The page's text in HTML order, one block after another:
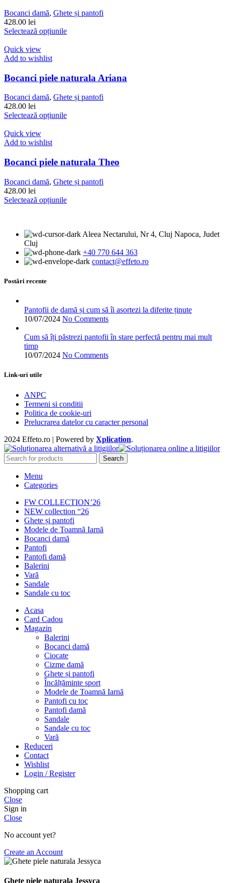
fi
alese
pagina
Bocanci damă, Ghete și pantofi
428.00 lei
Selectează opțiunileAcest
variații.
Opțiunile
pot
fi
în
Quick view
Add to wishlist
Bocanci piele naturala Ariana
Bocanci damă, Ghete și pantofi
428.00 lei
Selectează opțiunileAcest
variații.
Opțiunile
pot
fi
în
Quick view
Add to wishlist
Bocanci piele naturala Theo
Bocanci damă, Ghete și pantofi
428.00 lei
Selectează opțiunileAcest
multe
Opțiunile
pot
produsului.
Aleea Nectarului, Nr 4, Cluj Napoca, Judet
Cluj
+40 770 644 363
contact@effeto.ro
Postări recente
Pantofii de damă și cum să îi asortezi la diferite ținute
10/07/2024 No Comments
Cum să îți păstrezi pantofii în stare perfectă pentru mai mult
timp
10/07/2024 No Comments
Link-uri utile
ANPC
Termeni si conditii
Politica de cookie-uri
Prelucrarea datelor cu caracter personal
2024 Effeto.ro | Powered by Xplication.
Search
Menu
Categories
FW COLLECTION’26
NEW collection “26
Ghete și pantofi
Modele de Toamnă Iarnă
Bocanci damă
Pantofi
Pantofi damă
Balerini
Vară
Sandale
Sandale cu toc
Acasa
Card Cadou
Magazin
Balerini
Bocanci damă
Ciocate
Cizme damă
Ghete și pantofi
Încălțăminte sport
Modele de Toamnă Iarnă
Pantofi cu toc
Pantofi damă
Sandale
Sandale cu toc
Vară
Reduceri
Contact
Wishlist
Login / Register
Shopping cart
Close
Sign in
Close
No account yet?
Create an Account
Ghete piele naturala Jessyca